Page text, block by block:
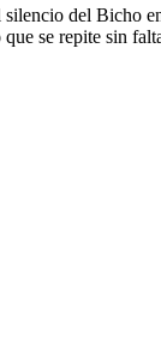
del
se repite sin